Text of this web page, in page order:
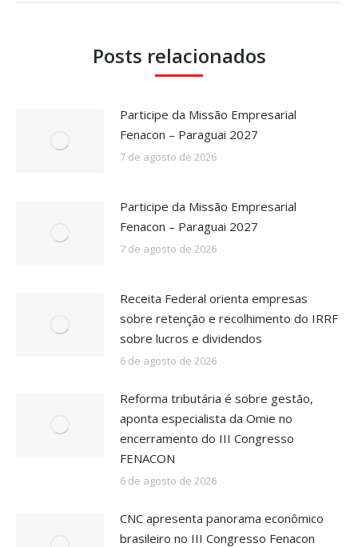
Posts relacionados
Participe da Missão Empresarial
Fenacon – Paraguai 2027
7 de agosto de 2026
Participe da Missão Empresarial
Fenacon – Paraguai 2027
7 de agosto de 2026
Receita Federal orienta empresas
sobre retenção e recolhimento do IRRF
sobre lucros e dividendos
6 de agosto de 2026
Reforma tributária é sobre gestão,
aponta especialista da Omie no
encerramento do III Congresso
FENACON
6 de agosto de 2026
CNC apresenta panorama econômico
brasileiro no III Congresso Fenacon